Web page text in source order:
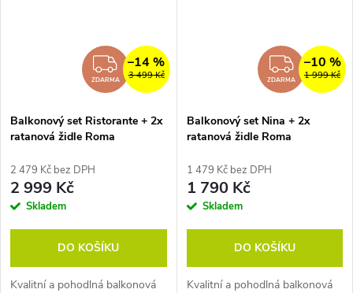
ZDARMA
ZDARMA 3 499 Kč
–14 %
Balkonový set Ristorante + 2x
ratanová židle Roma
2 479 Kč bez DPH
2 999 Kč
Skladem
DO KOŠÍKU
Kvalitní a pohodlná balkonová
ZDARMA 1 999 Kč
–10 %
Balkonový set Nina + 2x
ratanová židle Roma
1 479 Kč bez DPH
1 790 Kč
Skladem
DO KOŠÍKU
Kvalitní a pohodlná balkonová